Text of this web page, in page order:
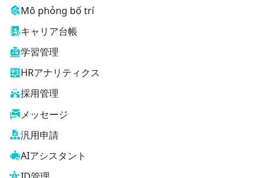
Mô phỏng bố trí
キャリア台帳
学習管理
HRアナリティクス
採用管理
メッセージ
汎用申請
AIアシスタント